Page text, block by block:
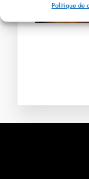
Politique de